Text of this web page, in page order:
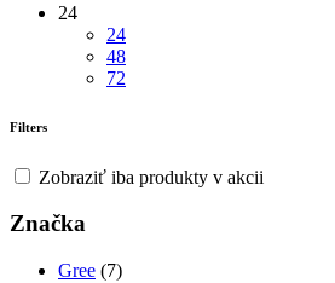
24
24
48
72
Filters
Zobraziť iba produkty v akcii
Značka
Gree (7)